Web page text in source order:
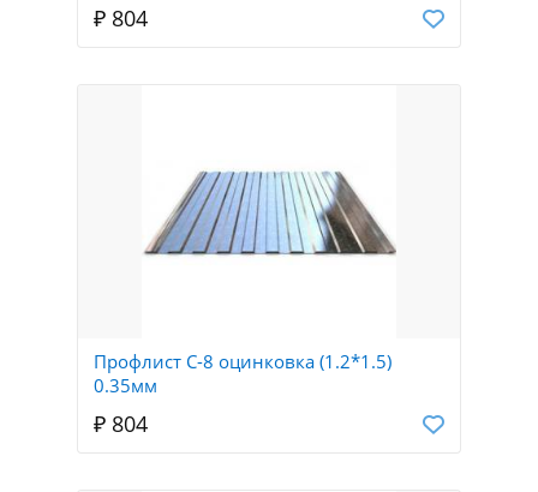
₽ 804
Профлист С-8 оцинковка (1.2*1.5)
0.35мм
₽ 804